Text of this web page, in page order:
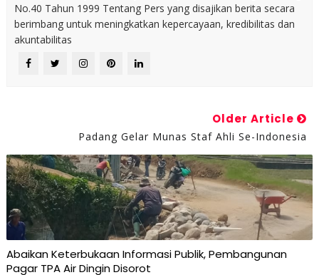
No.40 Tahun 1999 Tentang Pers yang disajikan berita secara
berimbang untuk meningkatkan kepercayaan, kredibilitas dan
akuntabilitas
Older Article
Padang Gelar Munas Staf Ahli Se-Indonesia
Abaikan Keterbukaan Informasi Publik, Pembangunan
Pagar TPA Air Dingin Disorot